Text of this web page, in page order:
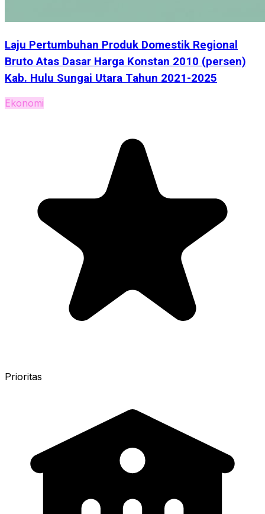
Laju Pertumbuhan Produk Domestik Regional
Bruto Atas Dasar Harga Konstan 2010 (persen)
Kab. Hulu Sungai Utara Tahun 2021-2025
Ekonomi
Prioritas